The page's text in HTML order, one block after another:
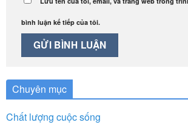
bình luận kế tiếp của tôi.
Chuyên mục
Chất lượng cuộc sống